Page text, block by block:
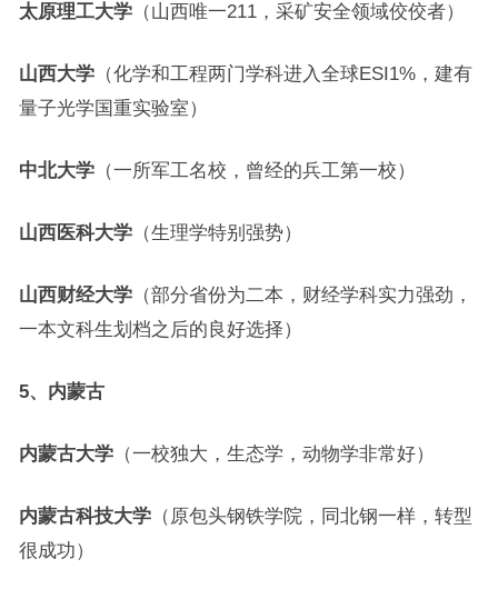
太原理工大学（山西唯一211，采矿安全领域佼佼者）
山西大学（化学和工程两门学科进入全球ESI1%，建有
量子光学国重实验室）
中北大学（一所军工名校，曾经的兵工第一校）
山西医科大学（生理学特别强势）
山西财经大学（部分省份为二本，财经学科实力强劲，
一本文科生划档之后的良好选择）
5、内蒙古
内蒙古大学（一校独大，生态学，动物学非常好）
内蒙古科技大学（原包头钢铁学院，同北钢一样，转型
很成功）